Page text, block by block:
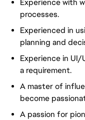
Experience with
processes.
Experienced in
planning and
Experience in UI/
a requirement.
A master of
become
A passion for